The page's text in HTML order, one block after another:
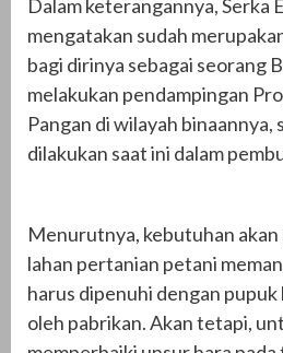
Dalam keterangannya, Serka
mengatakan sudah
bagi dirinya sebagai seorang
melakukan pendampingan
Pangan di wilayah binaannya,
dilakukan saat ini dalam
Menurutnya, kebutuhan
lahan pertanian petani
harus dipenuhi dengan
oleh pabrikan. Akan tetapi,